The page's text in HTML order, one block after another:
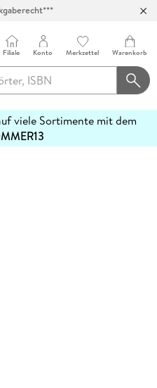
Filiale Konto Merkzettel Warenkorb
viele Sortimente mit dem